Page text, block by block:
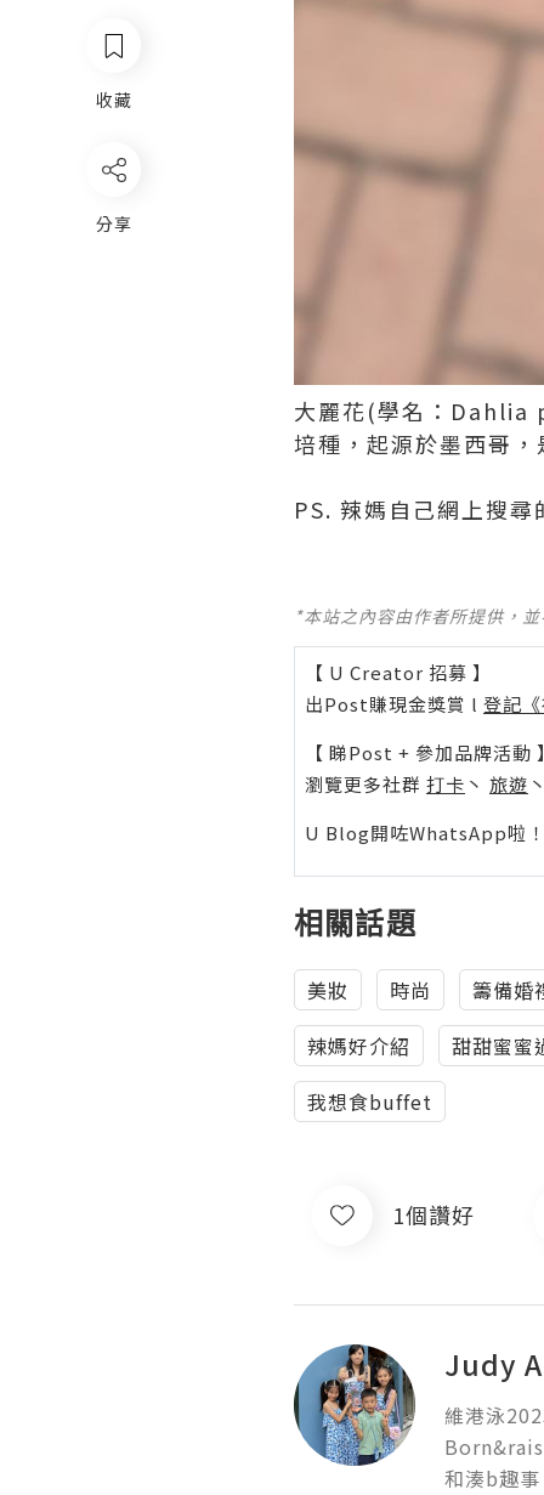
收藏
分享
大麗花(學名：Dahlia
培種，起源於墨西哥
PS. 辣媽自己網上搜
*本站之內容由作者所提供，
【 U Creator 招募 】
出Post賺現金獎賞 l 登記
【 睇Post + 參加品牌活動
瀏覽更多社群 打卡 丶 旅遊
U Blog開咗WhatsApp啦
相關話題
美妝 時尚
籌備婚
辣媽好介紹
甜甜蜜蜜
我想食buffet
1個讚好
Judy
維港泳
和湊b趣